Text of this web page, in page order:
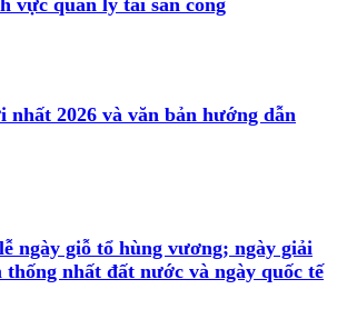
2026 và văn bản hướng dẫn
ngày giỗ tổ hùng vương; ngày giải
thống nhất đất nước và ngày quốc tế